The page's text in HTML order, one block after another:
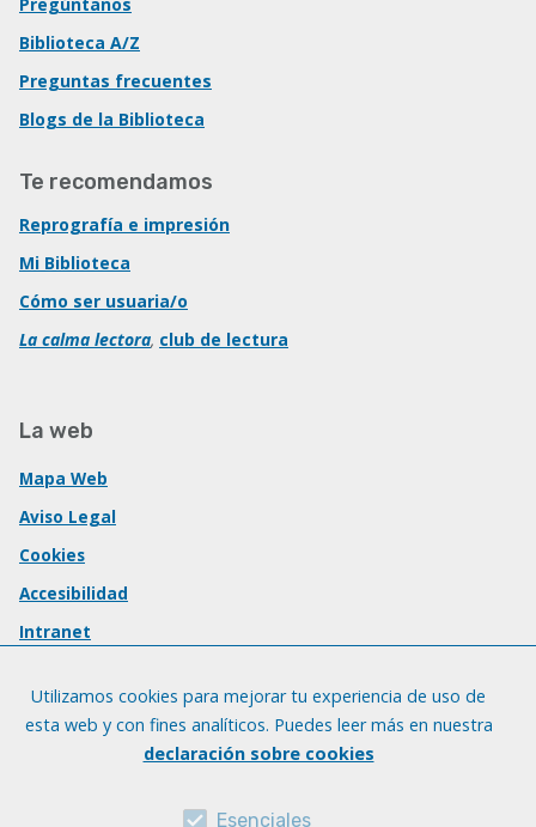
Biblioteca A/Z
Preguntas frecuentes
Blogs de la Biblioteca
Te recomendamos
Reprografía e impresión
Mi Biblioteca
Cómo ser usuaria/o
La calma lectora, club de lectura
La web
Mapa Web
Aviso Legal
Cookies
Accesibilidad
Intranet
Utilizamos cookies para mejorar tu experiencia de uso de
esta web y con fines analíticos. Puedes leer más en nuestra
declaración sobre cookies
Esenciales